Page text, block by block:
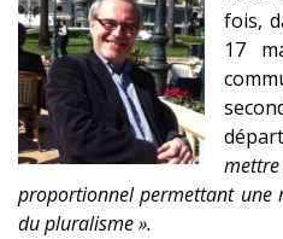
fois,
17
proportionnel permettant une
du pluralisme ».